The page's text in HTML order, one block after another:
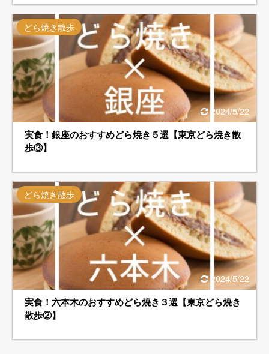
2024/5/22
どら焼き散歩
実食！銀座のおすすめどら焼き５選【東京どら焼き散
歩③】
2024/5/22
どら焼き散歩
実食！六本木のおすすめどら焼き３選【東京どら焼き
散歩②】